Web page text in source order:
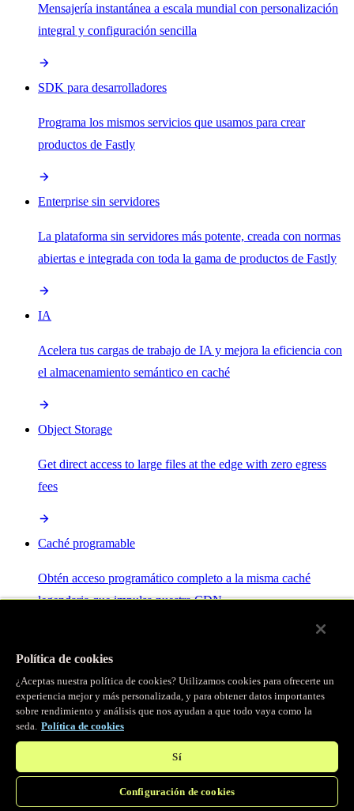
Mensajería instantánea a escala mundial con personalización
integral y configuración sencilla
SDK para desarrolladores
Programa los mismos servicios que usamos para crear
productos de Fastly
Enterprise sin servidores
La plataforma sin servidores más potente, creada con normas
abiertas e integrada con toda la gama de productos de Fastly
IA
Acelera tus cargas de trabajo de IA y mejora la eficiencia con
el almacenamiento semántico en caché
Object Storage
Get direct access to large files at the edge with zero egress
fees
Caché programable
Obtén acceso programático completo a la misma caché
legendaria que impulsa nuestra CDN.
Servidor MCP
Control por IA para tus servicios Fastly.
Política de cookies
¿Aceptas nuestra política de cookies? Utilizamos cookies para ofrecerte un
experiencia mejor y más personalizada, y para obtener datos importantes
sobre rendimiento y análisis que nos ayudan a que todo vaya como la
seda. Política de cookies
Sí
Configuración de cookies